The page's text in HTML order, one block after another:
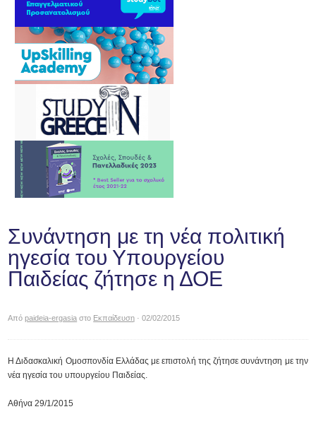
Συνάντηση με τη νέα πολιτική
ηγεσία του Υπουργείου
Παιδείας ζήτησε η ΔΟΕ
Απόpaideia-ergasia στο Εκπαίδευση · 02/02/2015
Η Διδασκαλική Ομοσπονδία Ελλάδας με επιστολή της ζήτησε συνάντηση με την
νέα ηγεσία του υπουργείου Παιδείας.
Αθήνα 29/1/2015